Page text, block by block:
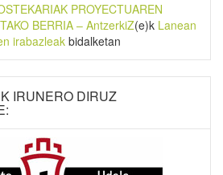
PROYECTUAREN
BERRIA – AntzerkiZ(e)k Lanean
irabazleak bidalketan
IRUNERO DIRUZ